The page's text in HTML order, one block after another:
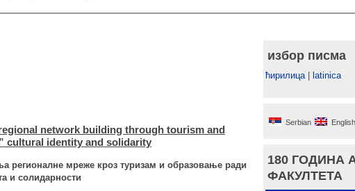
network building through tourism and
cultural identity and solidarity
регионалне мреже кроз туризам и образовање ради
и солидарности
избор писма
ћирилица| latinica
Serbian English
180 ГОДИНА
ФАКУЛТЕТА